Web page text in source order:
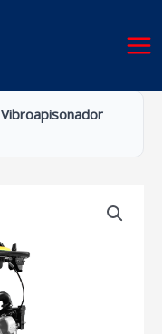
Vibroapisonador